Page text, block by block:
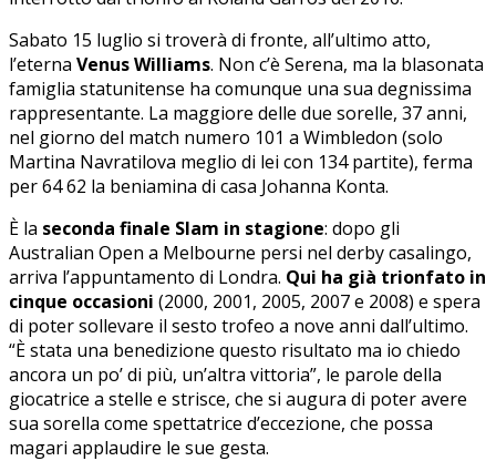
Sabato 15 luglio si troverà di fronte, all’ultimo atto,
l’eterna Venus Williams. Non c’è Serena, ma la blasonata
famiglia statunitense ha comunque una sua degnissima
rappresentante. La maggiore delle due sorelle, 37 anni,
nel giorno del match numero 101 a Wimbledon (solo
Martina Navratilova meglio di lei con 134 partite), ferma
per 64 62 la beniamina di casa Johanna Konta.
È la seconda finale Slam in stagione: dopo gli
Australian Open a Melbourne persi nel derby casalingo,
arriva l’appuntamento di Londra. Qui ha già trionfato in
cinque occasioni (2000, 2001, 2005, 2007 e 2008) e spera
di poter sollevare il sesto trofeo a nove anni dall’ultimo.
“È stata una benedizione questo risultato ma io chiedo
ancora un po’ di più, un’altra vittoria”, le parole della
giocatrice a stelle e strisce, che si augura di poter avere
sua sorella come spettatrice d’eccezione, che possa
magari applaudire le sue gesta.